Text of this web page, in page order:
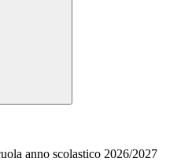
anno scolastico 2026/2027